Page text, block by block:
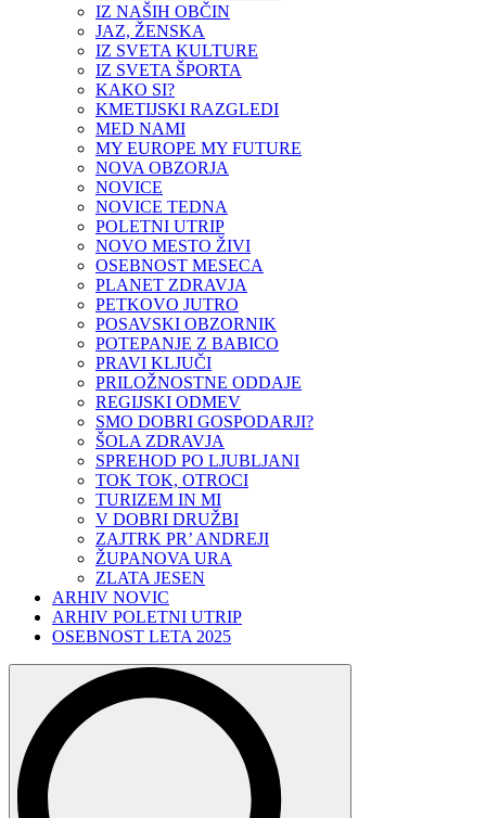
IZ NAŠIH OBČIN
JAZ, ŽENSKA
IZ SVETA KULTURE
IZ SVETA ŠPORTA
KAKO SI?
KMETIJSKI RAZGLEDI
MED NAMI
MY EUROPE MY FUTURE
NOVA OBZORJA
NOVICE
NOVICE TEDNA
POLETNI UTRIP
NOVO MESTO ŽIVI
OSEBNOST MESECA
PLANET ZDRAVJA
PETKOVO JUTRO
POSAVSKI OBZORNIK
POTEPANJE Z BABICO
PRAVI KLJUČI
PRILOŽNOSTNE ODDAJE
REGIJSKI ODMEV
SMO DOBRI GOSPODARJI?
ŠOLA ZDRAVJA
SPREHOD PO LJUBLJANI
TOK TOK, OTROCI
TURIZEM IN MI
V DOBRI DRUŽBI
ZAJTRK PR’ ANDREJI
ŽUPANOVA URA
ZLATA JESEN
ARHIV NOVIC
ARHIV POLETNI UTRIP
OSEBNOST LETA 2025